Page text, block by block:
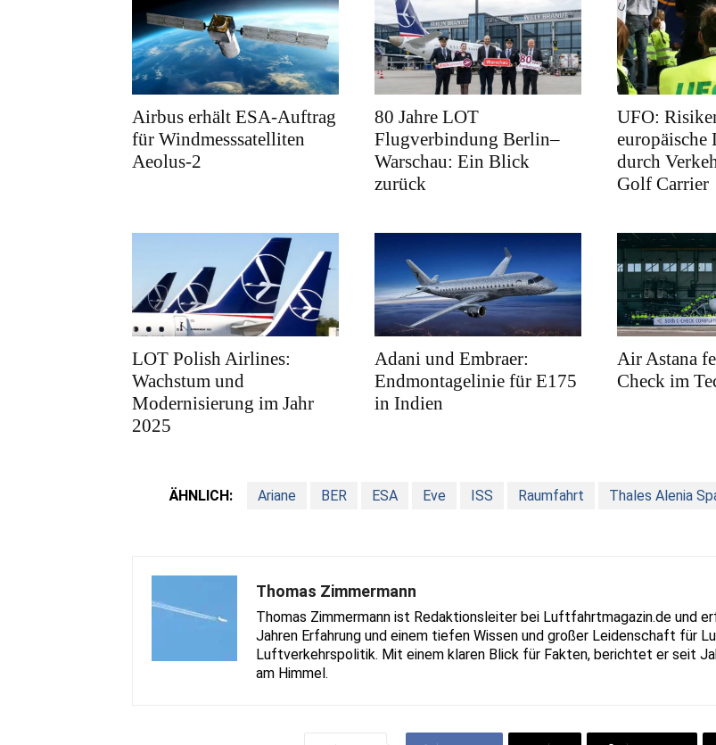
Airbus erhält ESA-Auftrag
für Windmesssatelliten
Aeolus-2
80 Jahre LOT
Flugverbindung Berlin–
Warschau: Ein Blick
zurück
UFO:
durch
Golf Carrier
LOT Polish Airlines:
Wachstum und
Modernisierung im Jahr
2025
Adani und Embraer:
Endmontagelinie für E175
in Indien
Air Astana
Check im
ÄHNLICH: Ariane BER ESA Eve ISS Raumfahrt Thales Alenia
Thomas Zimmermann
Thomas Zimmermann ist Redaktionsleiter bei Luftfahrtmagazin.de und
Jahren Erfahrung und einem tiefen Wissen und großer Leidenschaft für
Luftverkehrspolitik. Mit einem klaren Blick für Fakten, berichtet er seit
am Himmel.